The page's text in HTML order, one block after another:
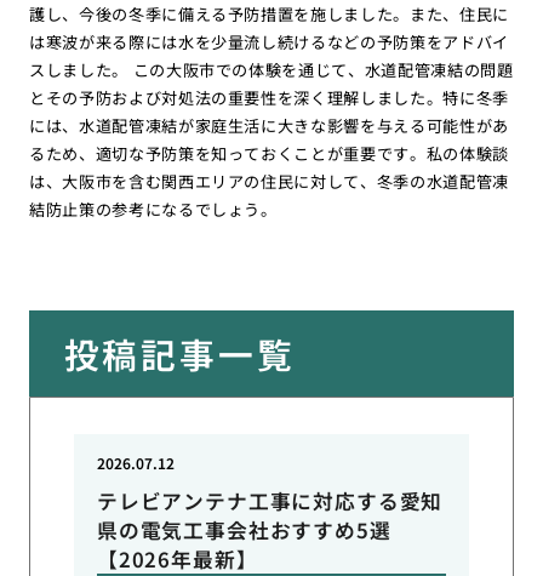
護し、今後の冬季に備える予防措置を施しました。また、住民に
は寒波が来る際には水を少量流し続けるなどの予防策をアドバイ
スしました。 この大阪市での体験を通じて、水道配管凍結の問題
とその予防および対処法の重要性を深く理解しました。特に冬季
には、水道配管凍結が家庭生活に大きな影響を与える可能性があ
るため、適切な予防策を知っておくことが重要です。私の体験談
は、大阪市を含む関西エリアの住民に対して、冬季の水道配管凍
結防止策の参考になるでしょう。
投稿記事一覧
テレビアンテナ工事に対応する愛知
県の電気工事会社おすすめ5選
【2026年最新】
2026.07.12